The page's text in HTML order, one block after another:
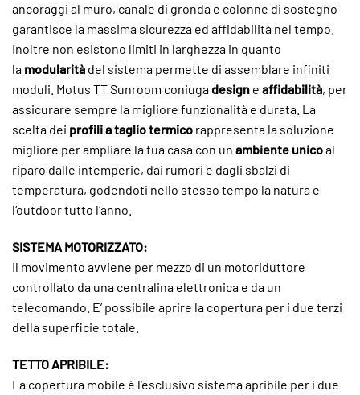
ancoraggi al muro, canale di gronda e colonne di sostegno
garantisce la massima sicurezza ed affidabilità nel tempo.
Inoltre non esistono limiti in larghezza in quanto
la modularità del sistema permette di assemblare infiniti
moduli. Motus TT Sunroom coniuga design e affidabilità, per
assicurare sempre la migliore funzionalità e durata. La
scelta dei profili a taglio termico rappresenta la soluzione
migliore per ampliare la tua casa con un ambiente unicoal
riparo dalle intemperie, dai rumori e dagli sbalzi di
temperatura, godendoti nello stesso tempo la natura e
l’outdoor tutto l’anno.
SISTEMA MOTORIZZATO:
Il movimento avviene per mezzo di un motoriduttore
controllato da una centralina elettronica e da un
telecomando. E’ possibile aprire la copertura per i due terzi
della superficie totale.
TETTO APRIBILE:
La copertura mobile è l’esclusivo sistema apribile per i due